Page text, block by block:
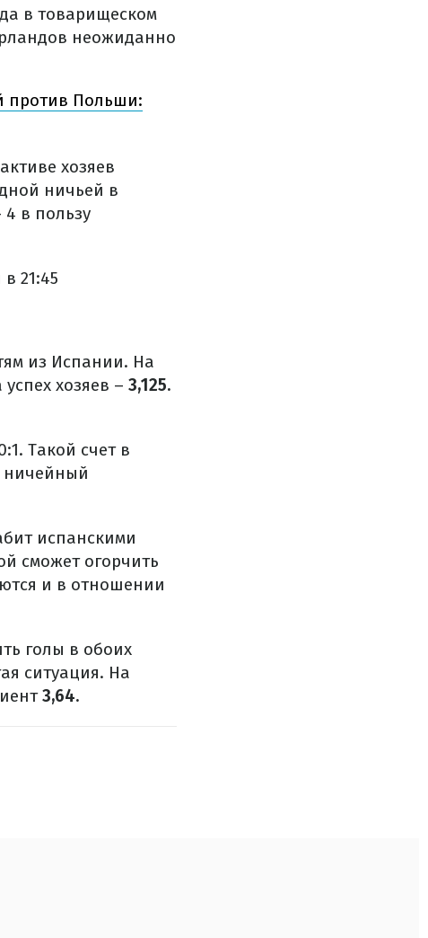
в товарищеском
неожиданно
против Польши:
хозяев
ничьей в
в пользу
21:45
из Испании. На
хозяев – 3,125.
Такой счет в
ничейный
испанскими
сможет огорчить
и в отношении
голы в обоих
ситуация. На
3,64.